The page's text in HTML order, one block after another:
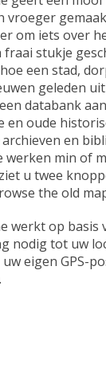
vroeger
om iets over
fraai stukje
een stad,
geleden
databank
en oude
en
werken min of
u twee
the old
werkt op basis
nodig tot uw
eigen GPS-